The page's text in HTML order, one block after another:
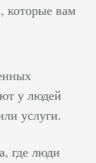
которые вам
у людей
услуги.
где люди